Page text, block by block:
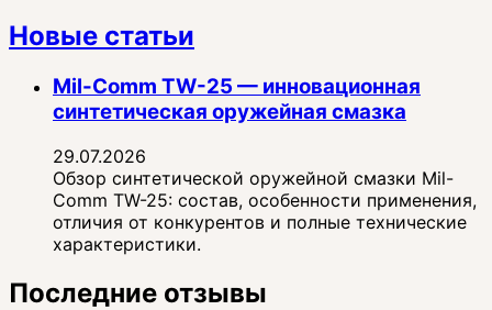
Новые статьи
Mil-Comm TW-25 — инновационная
синтетическая оружейная смазка
29.07.2026
Обзор синтетической оружейной смазки Mil-
Comm TW-25: состав, особенности применения,
отличия от конкурентов и полные технические
характеристики.
Последние отзывы